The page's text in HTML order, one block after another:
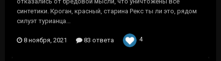
синтетики. Кроган, красный, старина Рекс ты ли это, рядом
силуэт турианца...
8 ноября, 2021 83 ответа 4